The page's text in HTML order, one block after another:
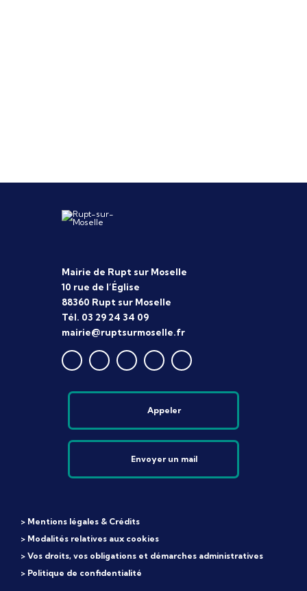
Mairie de Rupt sur Moselle
10 rue de l’Église
88360 Rupt sur Moselle
Tél. 03 29 24 34 09
mairie@ruptsurmoselle.fr
Appeler
Envoyer un mail
> Mentions légales & Crédits
> Modalités relatives aux cookies
> Vos droits, vos obligations et démarches administratives
> Politique de confidentialité